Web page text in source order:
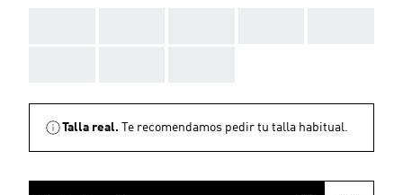
Talla real. Te recomendamos pedir tu talla habitual.